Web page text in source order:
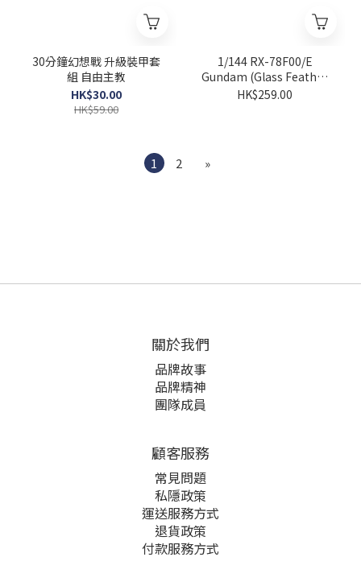
30分鐘幻想戰 升級裝甲套
組 自由主教
HK$30.00
HK$59.00
1/144 RX-78F00/E
Gundam (Glass Feather
Equipment)
HK$259.00
1 2 »
關於我們
品牌故事
品牌精神
團隊成員
顧客服務
常見問題
私隱政策
運送服務方式
退貨政策
付款服務方式